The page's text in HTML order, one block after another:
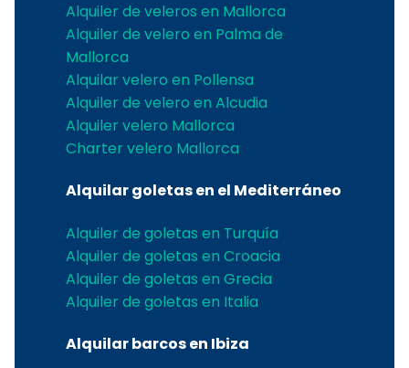
Alquiler de veleros en Mallorca
Alquiler de velero en Palma de
Mallorca
Alquilar velero en Pollensa
Alquiler de velero en Alcudia
Alquiler velero Mallorca
Charter velero Mallorca
Alquilar goletas en el Mediterráneo
Alquiler de goletas en Turquía
Alquiler de goletas en Croacia
Alquiler de goletas en Grecia
Alquiler de goletas en Italia
Alquilar barcos en Ibiza